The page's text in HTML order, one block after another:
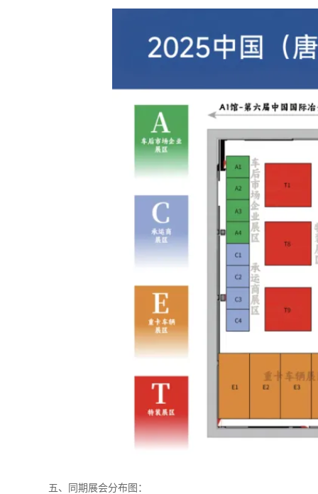
五、同期展会分布图：